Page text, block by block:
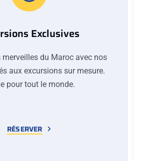
Exclusives
merveilles du Maroc avec nos
aux excursions sur mesure.
pour tout le monde.
RÉSERVER